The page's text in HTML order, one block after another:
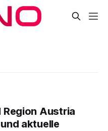
Austria
aktuelle